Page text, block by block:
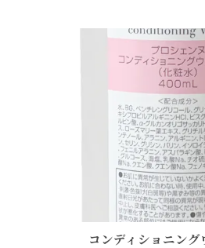
コンディショニング